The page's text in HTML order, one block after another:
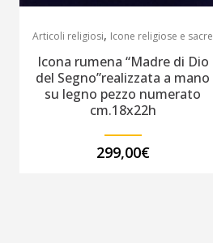
Articoli religiosi, Icone religiose e sacre
Icona rumena “Madre di Dio
del Segno”realizzata a mano
su legno pezzo numerato
cm.18x22h
299,00€